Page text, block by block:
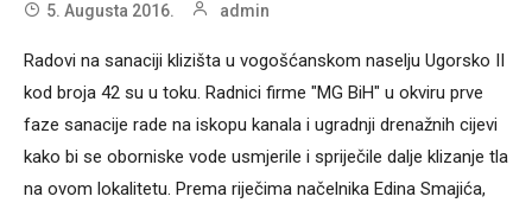
5. Augusta 2016. admin
Radovi na sanaciji klizišta u vogošćanskom naselju Ugorsko II
kod broja 42 su u toku. Radnici firme "MG BiH" u okviru prve
faze sanacije rade na iskopu kanala i ugradnji drenažnih cijevi
kako bi se oborniske vode usmjerile i spriječile dalje klizanje tla
na ovom lokalitetu. Prema riječima načelnika Edina Smajića,